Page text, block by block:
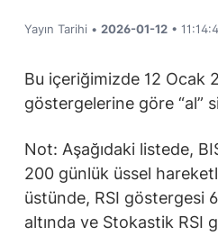
Yayın Tarihi • 2026-01-12 •
Bu içeriğimizde 12 Ocak
göstergelerine göre “al”
Not: Aşağıdaki listede,
200 günlük üssel hareketli
üstünde, RSI göstergesi
altında ve Stokastik RSI